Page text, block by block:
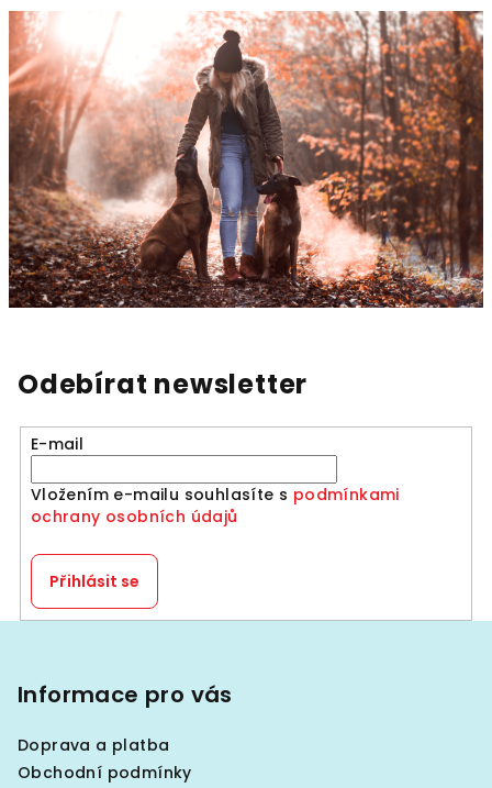
Odebírat newsletter
E-mail
Vložením e-mailu souhlasíte s podmínkami
ochrany osobních údajů
Přihlásit se
Informace pro vás
Doprava a platba
Obchodní podmínky